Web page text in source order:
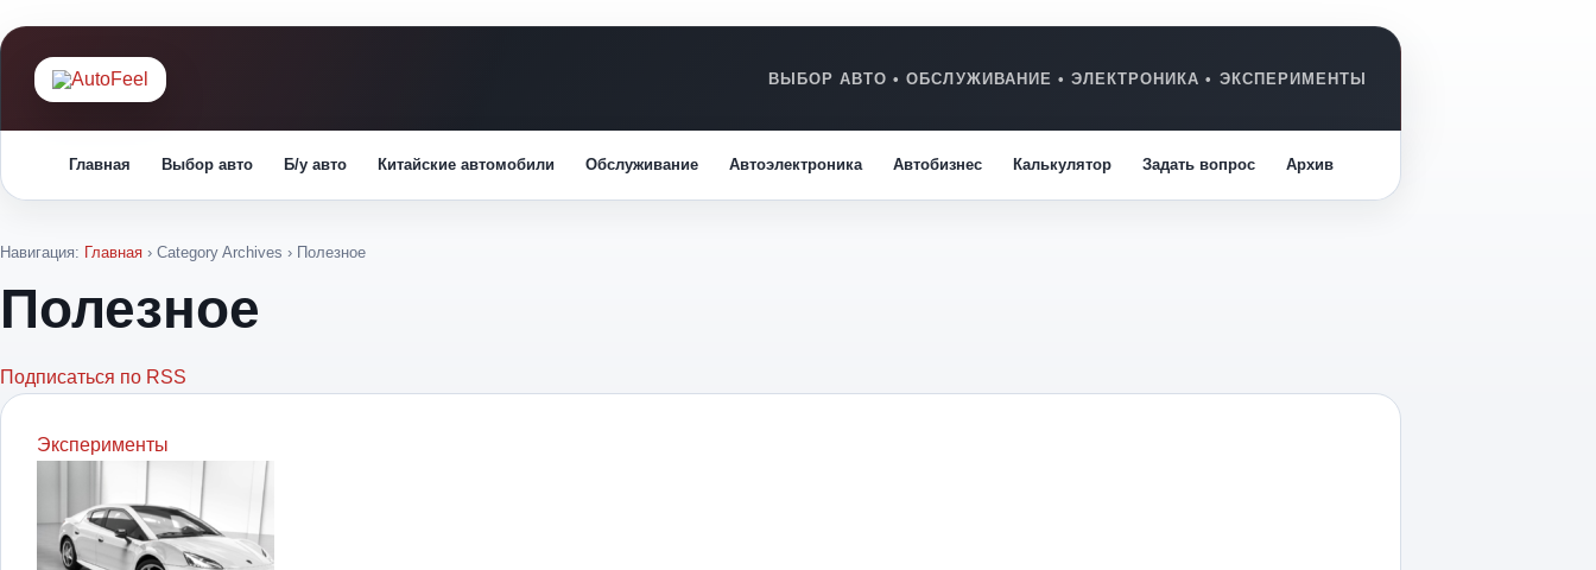
Главная Выбор авто Б/у авто Китайские автомобили Обслуживание Автоэлектроника Автобизнес Калькулятор Задать вопрос Архив
Навигация: Главная › Category Archives › Полезное
Полезное
Подписаться по RSS
Эксперименты